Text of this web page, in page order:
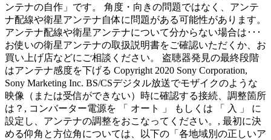
ンテナの自作」です。 角度・向きの問題ではなく、アンテ
ナ配線や衛星アンテナ自体に問題がある可能性があります。
アンテナ配線や衛星アンテナについて分からない場合は･･･
お使いの衛星アンテナの取扱説明書をご確認いただくか、お
買い上げ店などにご相談ください。 盗聴器発見の最終段階
はアンテナ感度を下げる Copyright 2020 Sony Corporation,
Sony Marketing Inc. BS/CSデジタル放送でモザイクのような
映像（または受信ができない）時に確認する接続、調整箇所
は？, コンバーター電源を 「 オート 」 もしくは 「 入 」 に
設定し、アンテナの調整をおこなってください。, 最初に決
める仰角と方位角については、以下の「各地域別の正しいア